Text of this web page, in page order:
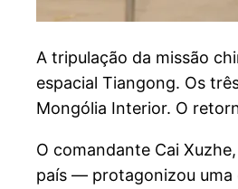
A tripulação da missão
espacial Tiangong. Os
Mongólia Interior. O
O comandante Cai
país — protagonizou uma